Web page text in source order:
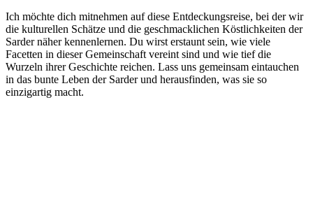
Ich möchte⁤ dich ⁢mitnehmen auf diese Entdeckungsreise, bei ​der wir
die ⁢kulturellen Schätze ‌und ‌die‍ geschmacklichen Köstlichkeiten der
Sarder näher kennenlernen. Du wirst erstaunt sein, wie viele
Facetten⁤ in dieser Gemeinschaft​ vereint ‍sind und ‌wie tief die
Wurzeln ihrer ‌Geschichte reichen. ‌Lass⁢ uns gemeinsam⁢ eintauchen
‍in das ⁢bunte Leben ⁢der Sarder und herausfinden, was sie so
einzigartig macht.